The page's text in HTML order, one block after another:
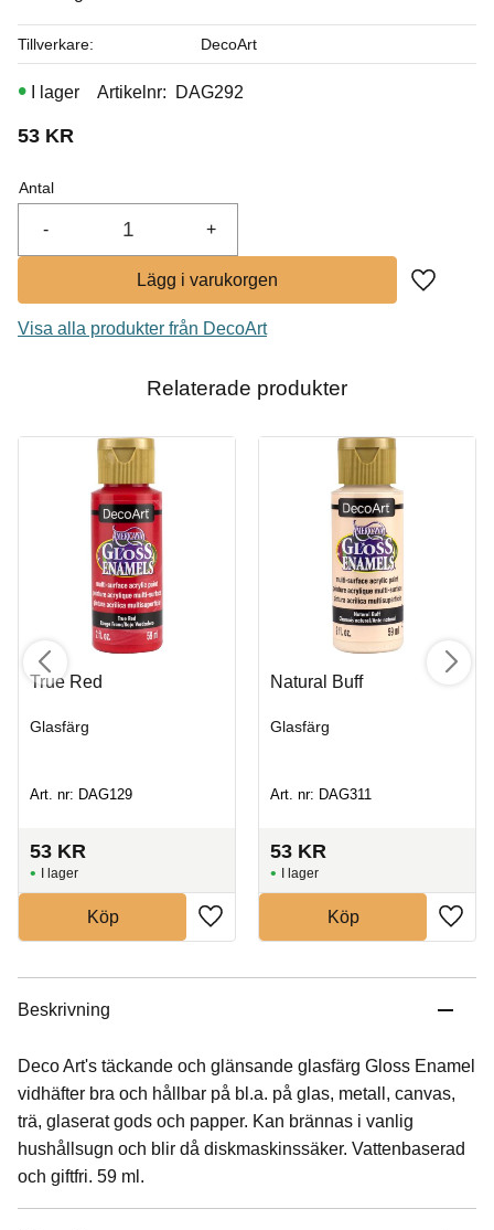
53 KR
Antal
+
-
Lägg till
I lager Artikelnr DAG292
Tillverkare DecoArt
Visa alla produkter från DecoArt
Relaterade produkter
True Red
Glasfärg
Art. nr: DAG129
53 KR
I lager
Köp
Natural Buff
Glasfärg
Art. nr: DAG311
53 KR
I lager
Köp
Beskrivning
Deco Art's täckande och glänsande glasfärg Gloss Enamel
vidhäfter bra och hållbar på bl.a. på glas, metall, canvas,
trä, glaserat gods och papper. Kan brännas i vanlig
hushållsugn och blir då diskmaskinssäker. Vattenbaserad
och giftfri. 59 ml.